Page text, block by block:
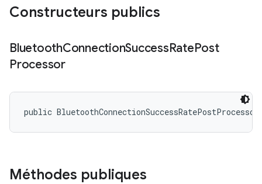
Constructeurs publics
BluetoothConnectionSuccessRatePost
Processor
public
Méthodes publiques